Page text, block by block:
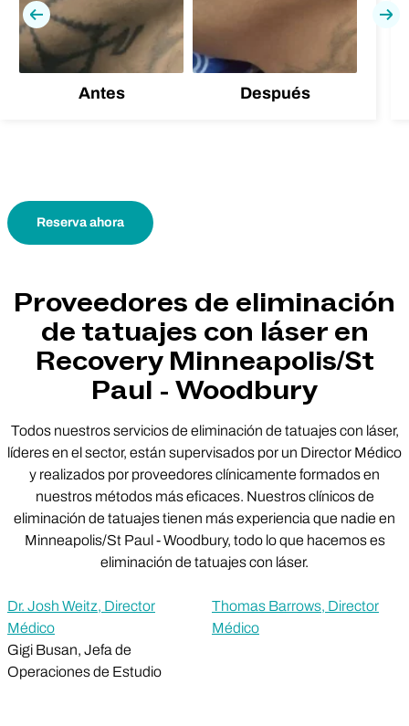
Antes Después
Previa
Reserva ahora
Proveedores de eliminación
de tatuajes con láser en
Recovery Minneapolis/St
Paul - Woodbury
Todos nuestros servicios de eliminación de tatuajes con láser,
líderes en el sector, están supervisados por un Director Médico
y realizados por proveedores clínicamente formados en
nuestros métodos más eficaces. Nuestros clínicos de
eliminación de tatuajes tienen más experiencia que nadie en
Minneapolis/St Paul - Woodbury, todo lo que hacemos es
eliminación de tatuajes con láser.
Dr. Josh Weitz, Director
Médico
Thomas Barrows, Director
Médico
Gigi Busan, Jefa de
Operaciones de Estudio